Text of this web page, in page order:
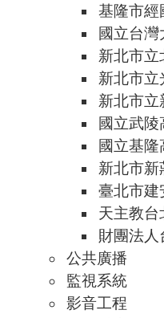
基隆市
國立台灣
新北市
新北市
新北市
國立武
國立基
新北市
臺北市建
天主教
財團法
公共廣播
監視系統
影音工程